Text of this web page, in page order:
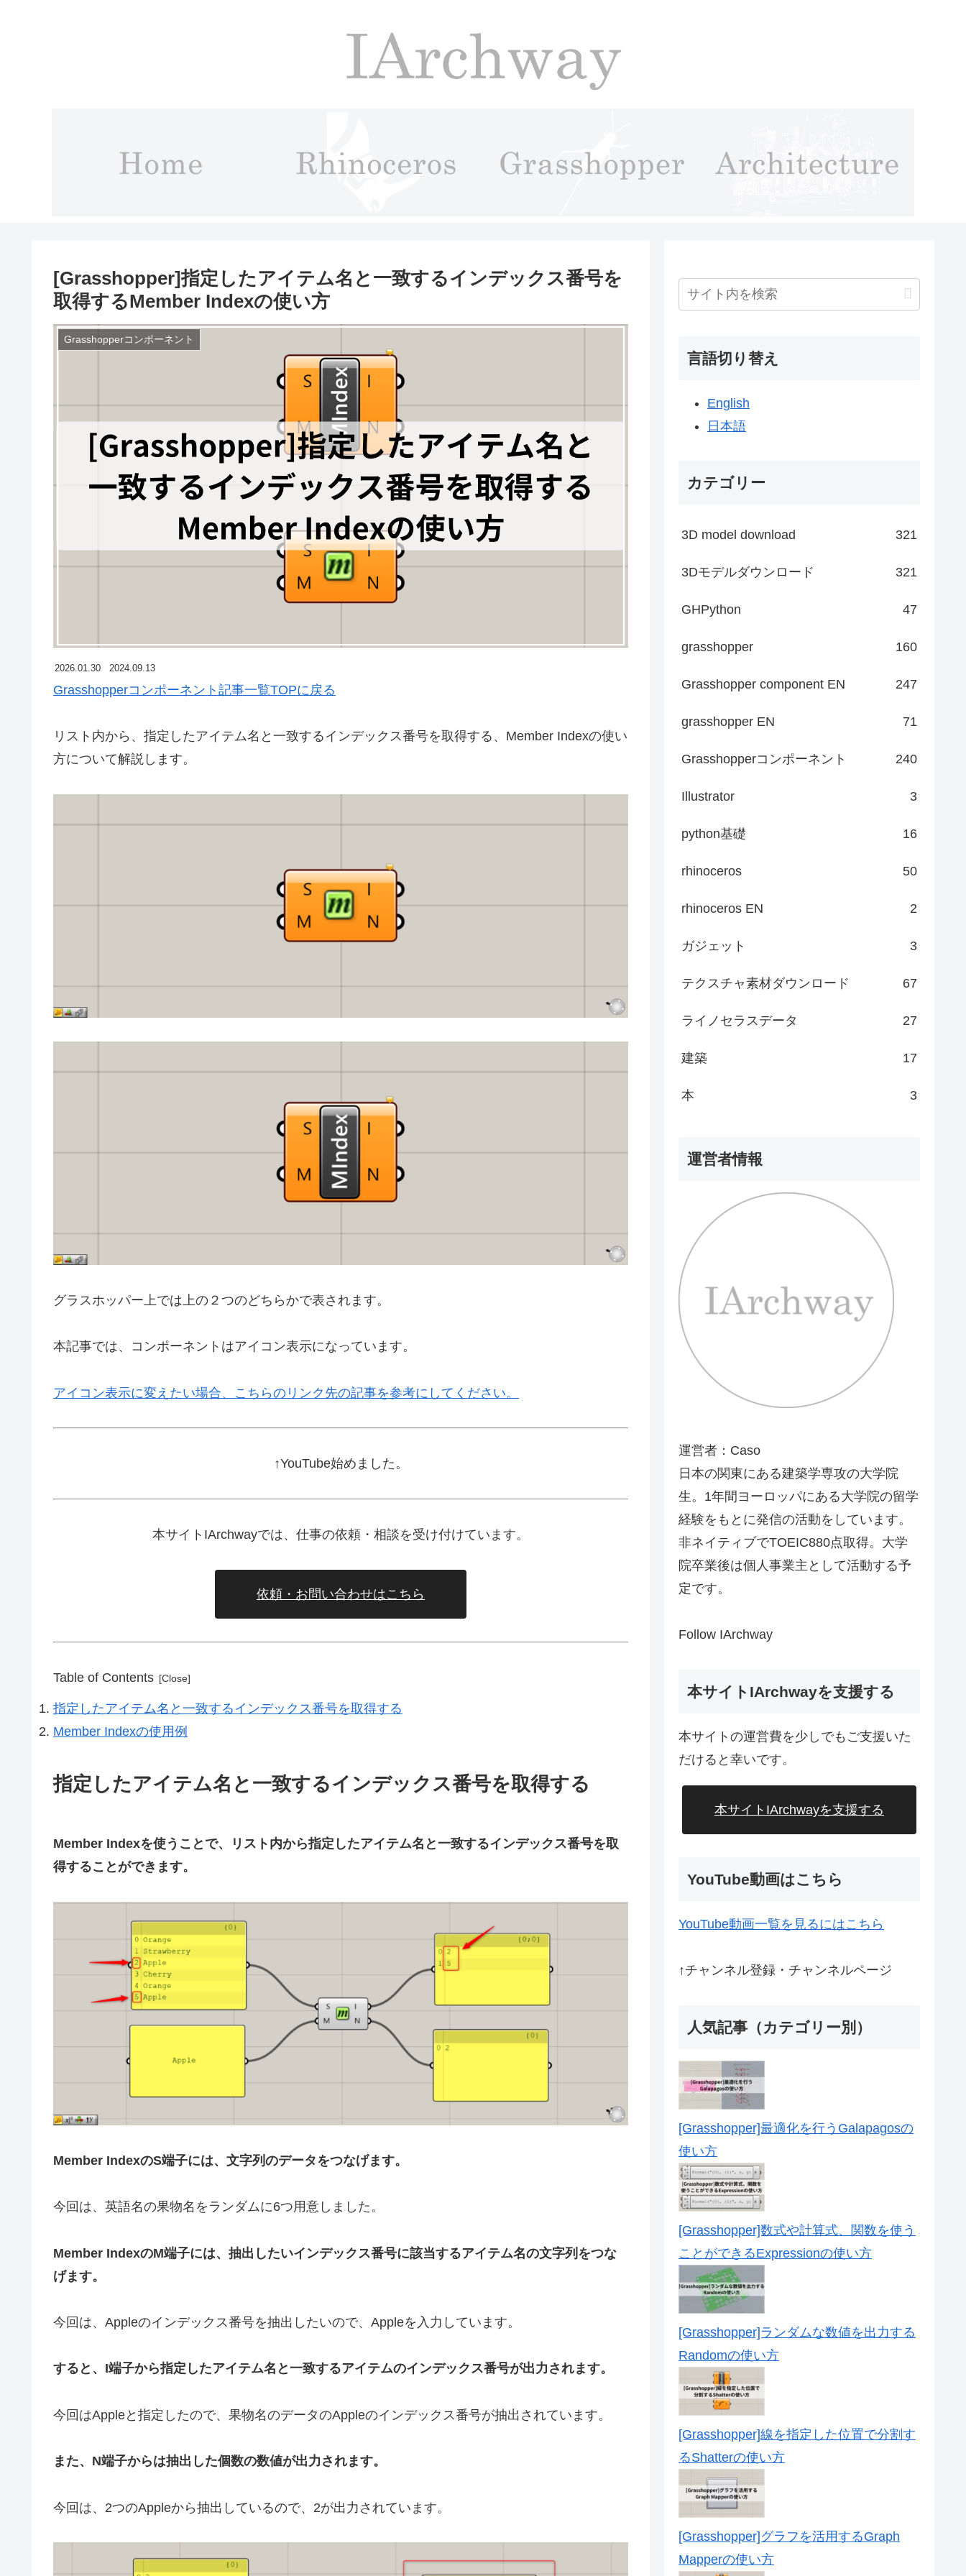
[Grasshopper]指定したアイテム名と一致するインデックス番号を
取得するMember Indexの使い方
Grasshopperコンポーネント
2026.01.30 2024.09.13
Grasshopperコンポーネント記事一覧TOPに戻る
リスト内から、指定したアイテム名と一致するインデックス番号を取得する、Member Indexの使い
方について解説します。
グラスホッパー上では上の２つのどちらかで表されます。
本記事では、コンポーネントはアイコン表示になっています。
アイコン表示に変えたい場合、こちらのリンク先の記事を参考にしてください。
↑YouTube始めました。
本サイトIArchwayでは、仕事の依頼・相談を受け付けています。
依頼・お問い合わせはこちら
Table of Contents
指定したアイテム名と一致するインデックス番号を取得する
Member Indexの使用例
指定したアイテム名と一致するインデックス番号を取得する
Member Indexを使うことで、リスト内から指定したアイテム名と一致するインデックス番号を取
得することができます。
Member IndexのS端子には、文字列のデータをつなげます。
今回は、英語名の果物名をランダムに6つ用意しました。
Member IndexのM端子には、抽出したいインデックス番号に該当するアイテム名の文字列をつな
げます。
今回は、Appleのインデックス番号を抽出したいので、Appleを入力しています。
すると、I端子から指定したアイテム名と一致するアイテムのインデックス番号が出力されます。
今回はAppleと指定したので、果物名のデータのAppleのインデックス番号が抽出されています。
また、N端子からは抽出した個数の数値が出力されます。
今回は、2つのAppleから抽出しているので、2が出力されています。
言語切り替え
English
日本語
カテゴリー
3D model download 321
3Dモデルダウンロード 321
GHPython 47
grasshopper 160
Grasshopper component EN 247
grasshopper EN 71
Grasshopperコンポーネント 240
Illustrator 3
python基礎 16
rhinoceros 50
rhinoceros EN 2
ガジェット 3
テクスチャ素材ダウンロード 67
ライノセラスデータ 27
建築 17
本 3
運営者情報
運営者：Caso
日本の関東にある建築学専攻の大学院
生。1年間ヨーロッパにある大学院の留学
経験をもとに発信の活動をしています。
非ネイティブでTOEIC880点取得。大学
院卒業後は個人事業主として活動する予
定です。
Follow IArchway
本サイトIArchwayを支援する
本サイトの運営費を少しでもご支援いた
だけると幸いです。
本サイトIArchwayを支援する
YouTube動画はこちら
YouTube動画一覧を見るにはこちら
↑チャンネル登録・チャンネルページ
人気記事（カテゴリー別）
[Grasshopper]最適化を行うGalapagosの
使い方
[Grasshopper]数式や計算式、関数を使う
ことができるExpressionの使い方
[Grasshopper]ランダムな数値を出力する
Randomの使い方
[Grasshopper]線を指定した位置で分割す
るShatterの使い方
[Grasshopper]グラフを活用するGraph
Mapperの使い方